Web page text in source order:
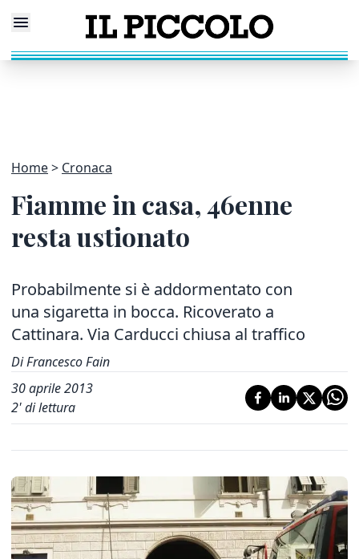
Home Cronaca
Fiamme in casa, 46enne
resta ustionato
Probabilmente si è addormentato con
una sigaretta in bocca. Ricoverato a
Cattinara. Via Carducci chiusa al traffico
Di Francesco Fain
30 aprile 2013
2' di lettura